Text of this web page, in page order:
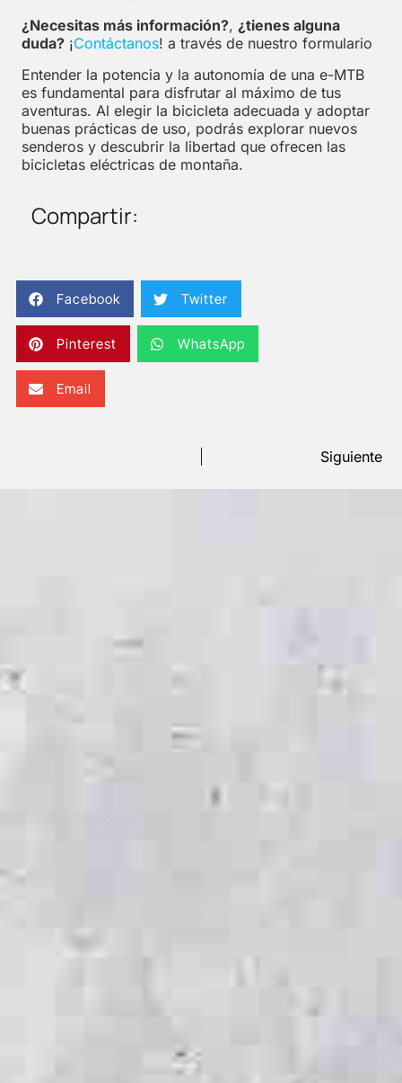
¿Necesitas más información?, ¿tienes alguna
duda? ¡Contáctanos! a través de nuestro formulario
Entender la potencia y la autonomía de una e-MTB
es fundamental para disfrutar al máximo de tus
aventuras. Al elegir la bicicleta adecuada y adoptar
buenas prácticas de uso, podrás explorar nuevos
senderos y descubrir la libertad que ofrecen las
bicicletas eléctricas de montaña.
Compartir:
Facebook Twitter
Pinterest WhatsApp
Email
Siguiente